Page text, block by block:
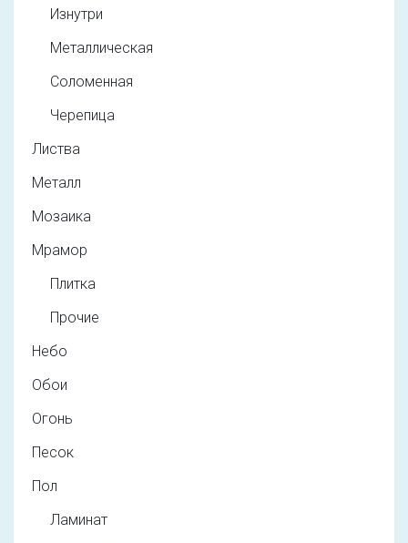
Изнутри
Металлическая
Соломенная
Черепица
Листва
Металл
Мозаика
Мрамор
Плитка
Прочие
Небо
Обои
Огонь
Песок
Пол
Ламинат